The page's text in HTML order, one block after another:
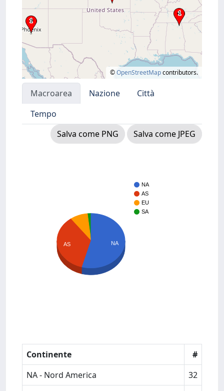
©OpenStreetMapcontributors.
Macroarea Nazione
Città
Tempo
Salva come PNG
Salva come JPEG
NA
AS
EU
SA
AS NA
Continente
#
NA - Nord America
32